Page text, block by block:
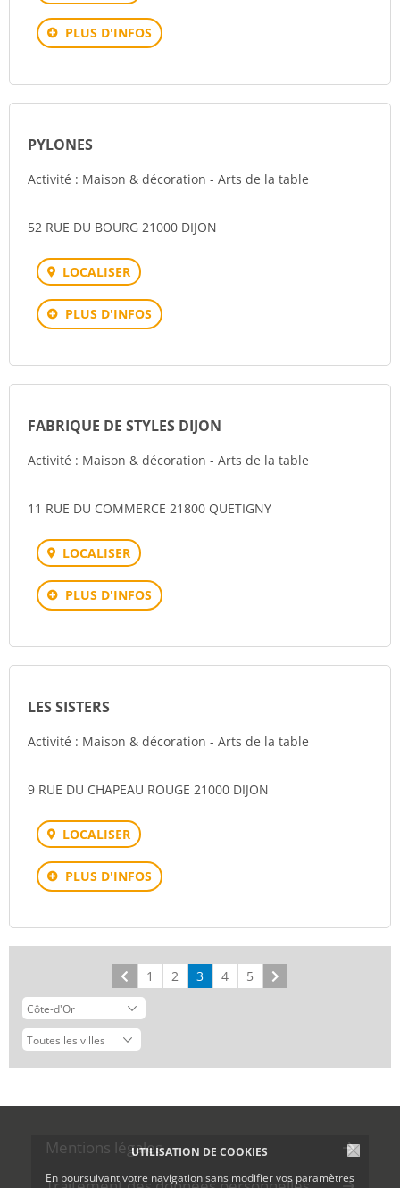
UTILISATION DE COOKIES
En poursuivant votre navigation sans modifier vos paramètres
PLUS D'INFOS
PYLONES
Activité : Maison & décoration - Arts de la table
52 RUE DU BOURG 21000 DIJON
LOCALISER
PLUS D'INFOS
FABRIQUE DE STYLES DIJON
Activité : Maison & décoration - Arts de la table
11 RUE DU COMMERCE 21800 QUETIGNY
LOCALISER
PLUS D'INFOS
LES SISTERS
Activité : Maison & décoration - Arts de la table
9 RUE DU CHAPEAU ROUGE 21000 DIJON
LOCALISER
PLUS D'INFOS
Précédent
1 2 3 4 5
Mentions légales